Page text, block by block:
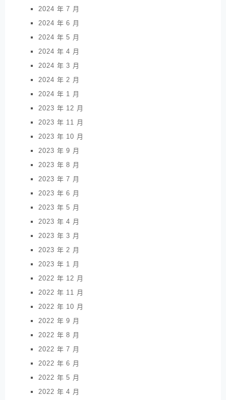
2024 年 7 月
2024 年 6 月
2024 年 5 月
2024 年 4 月
2024 年 3 月
2024 年 2 月
2024 年 1 月
2023 年 12 月
2023 年 11 月
2023 年 10 月
2023 年 9 月
2023 年 8 月
2023 年 7 月
2023 年 6 月
2023 年 5 月
2023 年 4 月
2023 年 3 月
2023 年 2 月
2023 年 1 月
2022 年 12 月
2022 年 11 月
2022 年 10 月
2022 年 9 月
2022 年 8 月
2022 年 7 月
2022 年 6 月
2022 年 5 月
2022 年 4 月